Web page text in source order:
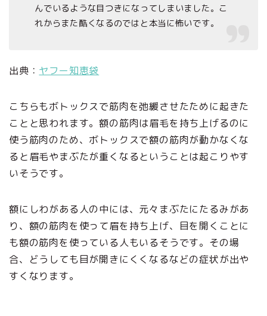
んでいるような目つきになってしまいました。こ
れからまた酷くなるのではと本当に怖いです。
出典： ヤフー知恵袋
こちらもボトックスで筋肉を弛緩させたために起きた
ことと思われます。額の筋肉は眉毛を持ち上げるのに
使う筋肉のため、ボトックスで額の筋肉が動かなくな
ると眉毛やまぶたが重くなるということは起こりやす
いそうです。
額にしわがある人の中には、元々まぶたにたるみがあ
り、額の筋肉を使って眉を持ち上げ、目を開くことに
も額の筋肉を使っている人もいるそうです。その場
合、どうしても目が開きにくくなるなどの症状が出や
すくなります。